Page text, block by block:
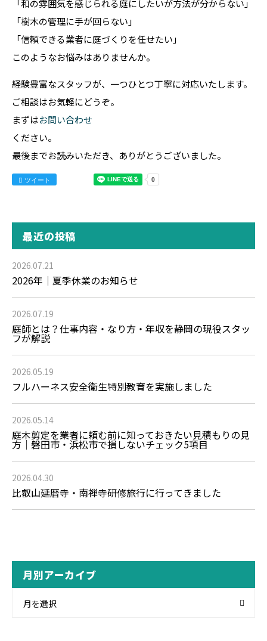
「和の雰囲気を感じられる庭にしたいが方法が分からない」
「樹木の管理に手が回らない」
「信頼できる業者に庭づくりを任せたい」
このようなお悩みはありませんか。
経験豊富なスタッフが、一つひとつ丁寧に対応いたします。
ご相談はお気軽にどうぞ。
まずはお問い合わせ
ください。
最後までお読みいただき、ありがとうございました。
ツイート
最近の投稿
2026.07.21
2026年｜夏季休業のお知らせ
2026.07.19
庭師とは？仕事内容・なり方・年収を静岡の現役スタッ
フが解説
2026.05.19
フルハーネス安全衛生特別教育を実施しました
2026.05.14
庭木剪定を業者に頼む前に知っておきたい見積もりの見
方｜磐田市・浜松市で損しないチェック5項目
2026.04.30
比叡山延暦寺・南禅寺研修旅行に行ってきました
月別アーカイブ
月を選択